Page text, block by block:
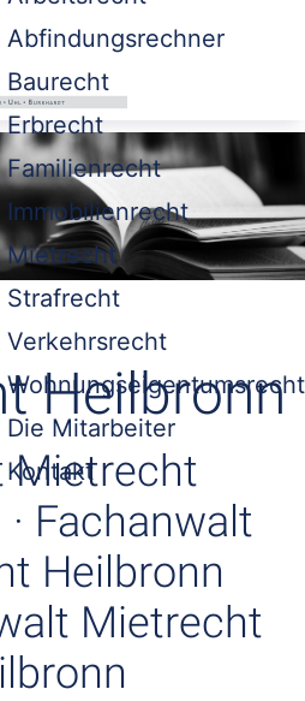
Abfindungsrechner
Baurecht
Erbrecht
Familienrecht
Immobilienrecht
Mietrecht
Strafrecht
Verkehrsrecht
Wohnungseigentumsrecht
Die Mitarbeiter
Kontakt
Heilbronn
Mietrecht
Fachanwalt
Heilbronn
Mietrecht